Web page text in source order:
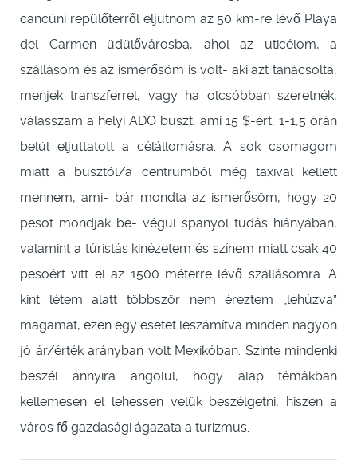
cancúni repülőtérről eljutnom az 50 km-re lévő Playa
del Carmen üdülővárosba, ahol az uticélom, a
szállásom és az ismerősöm is volt- aki azt tanácsolta,
menjek transzferrel, vagy ha olcsóbban szeretnék,
válasszam a helyi ADO buszt, ami 15 $-ért, 1-1,5 órán
belül eljuttatott a célállomásra. A sok csomagom
miatt a busztól/a centrumból még taxival kellett
mennem, ami- bár mondta az ismerősöm, hogy 20
pesot mondjak be- végül spanyol tudás hiányában,
valamint a túristás kinézetem és színem miatt csak 40
pesoért vitt el az 1500 méterre lévő szállásomra. A
kint létem alatt többször nem éreztem „lehúzva”
magamat, ezen egy esetet leszámítva minden nagyon
jó ár/érték arányban volt Mexikóban. Szinte mindenki
beszél annyira angolul, hogy alap témákban
kellemesen el lehessen velük beszélgetni, hiszen a
város fő gazdasági ágazata a turizmus.